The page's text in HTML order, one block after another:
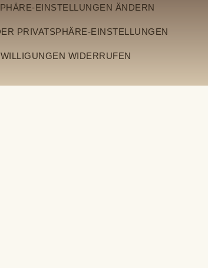
EINSTELLUNGEN ÄNDERN
PRIVATSPHÄRE-EINSTELLUNGEN
WIDERRUFEN